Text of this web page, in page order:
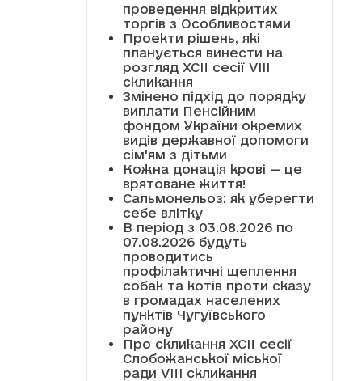
проведення відкритих
торгів з Особливостями
Проекти рішень, які
планується винести на
розгляд XCII сесії VІІІ
скликання
Змінено підхід до порядку
виплати Пенсійним
фондом України окремих
видів державної допомоги
сім'ям з дітьми
Кожна донація крові — це
врятоване життя!
Сальмонельоз: як уберегти
себе влітку
В період з 03.08.2026 по
07.08.2026 будуть
проводитись
профілактичні щеплення
собак та котів проти сказу
в громадах населених
пунктів Чугуївського
району
Про скликання XCII сесії
Слобожанської міської
ради VIII скликання